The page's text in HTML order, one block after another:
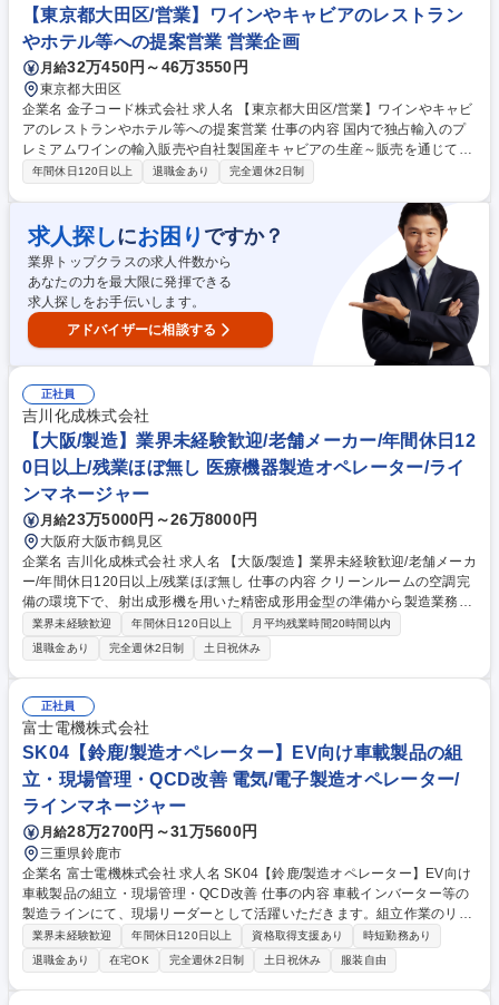
献：メンバー育成やナレッジ共有による営業力強化 ★これまで培った顧客
との信頼関係や提案力を活かし、更なる価値提供をしたい方歓迎です★ 募
集職種 【東京大田区/食品営業】高級食品の提案営業/顧客基盤をお持ちの
方/賞与5ヶ月
【東京都大田区/営業】ワインやキャビアのレストラン
やホテル等への提案営業 営業企画
月給32万450円～46万3550円
東京都大田区
企業名 金子コード株式会社 求人名 【東京都大田区/営業】ワインやキャビ
アのレストランやホテル等への提案営業 仕事の内容 国内で独占輸入のプ
レミアムワインの輸入販売や自社製国産キャビアの生産～販売を通じて、
高価格帯のレストランや商業施設、ホテル等から好評をいただいている当
担当商品＞自社の高級キャビアやハイジュエラーの限定販売ワイン、英国
王室のチャリティーブランド商品等【具体的な業務内容】・高価格帯のレ
ストラン、ホテル等への酒類、食材の営業・プレミアムワインや国産キャ
ビア等を高価格帯のレストラン等で導入いただくため、営業戦略を立案い
ただきます。既存メンバーのマネジメントや教育等も徐々にお任せしま
す。 募集職種 【東京都大田区/営業】ワインやキャビアのレストランやホ
テル等への提案営業
年間休日120日以上 退職金あり 完全週休2日制
求人探しにお困り ですか？
業界トップクラスの求人件数から
あなたの力を最大限に発揮できる
求人探しをお手伝いします。
アドバイザーに相談する
正社員
吉川化成株式会社
【大阪/製造】業界未経験歓迎/老舗メーカー/年間休日12
0日以上/残業ほぼ無し 医療機器製造オペレーター/ライ
ンマネージャー
月給23万5000円～26万8000円
大阪府大阪市鶴見区
企業名 吉川化成株式会社 求人名 【大阪/製造】業界未経験歓迎/老舗メーカ
ー/年間休日120日以上/残業ほぼ無し 仕事の内容 クリーンルームの空調完
備の環境下で、射出成形機を用いた精密成形用金型の準備から製造業務を
行っていただきます。ベテラン社員の元でマンツーマンで指導するので未
経験の方も安心の環境です。 【詳細】■金型の準備：金型のセットや温
度・圧力の初期設定■製造：原材料の投入（製造は機械が全自動で行いま
す。）■梱包：成形された製品を箱へ梱包■確認業務：マニュアルに沿って
製品の品質の確認 【魅力・働き方】 空調完備の快適な環境です。三交代
制勤務による手当で収入増が見込め、残業も少なくメリハリのある働き方
が可能。 募集職種 【大阪/製造】業界未経験歓迎/老舗メーカー/年間休日1
20日以上/残業ほぼ無し
業界未経験歓迎 年間休日120日以上
月平均残業時間20時間以内
退職金あり
完全週休2日制 土日祝休み
正社員
富士電機株式会社
SK04【鈴鹿/製造オペレーター】EV向け車載製品の組
立・現場管理・QCD改善 電気/電子製造オペレーター/
ラインマネージャー
月給28万2700円～31万5600円
三重県鈴鹿市
企業名 富士電機株式会社 求人名 SK04【鈴鹿/製造オペレーター】EV向け
車載製品の組立・現場管理・QCD改善 仕事の内容 車載インバーター等の
製造ラインにて、現場リーダーとして活躍いただきます。組立作業のリリ
ーフや段替、作業者への教育、QCD改善活動など、高品質なモノづくりを
推進頂きます。 プリント基板製作や組立工程における以下の実務を担当し
ます。 (1)ライン作業のリリーフおよび生産機種の段替作業 (2)現場作業者
への指導・教育 (3)TPS（トヨタ生産方式）に基づいたQCD改善活動 (4)現
業界未経験歓迎 年間休日120日以上 資格取得支援あり
時短勤務あり
退職金あり
在宅OK 完全週休2日制 土日祝休み 服装自由